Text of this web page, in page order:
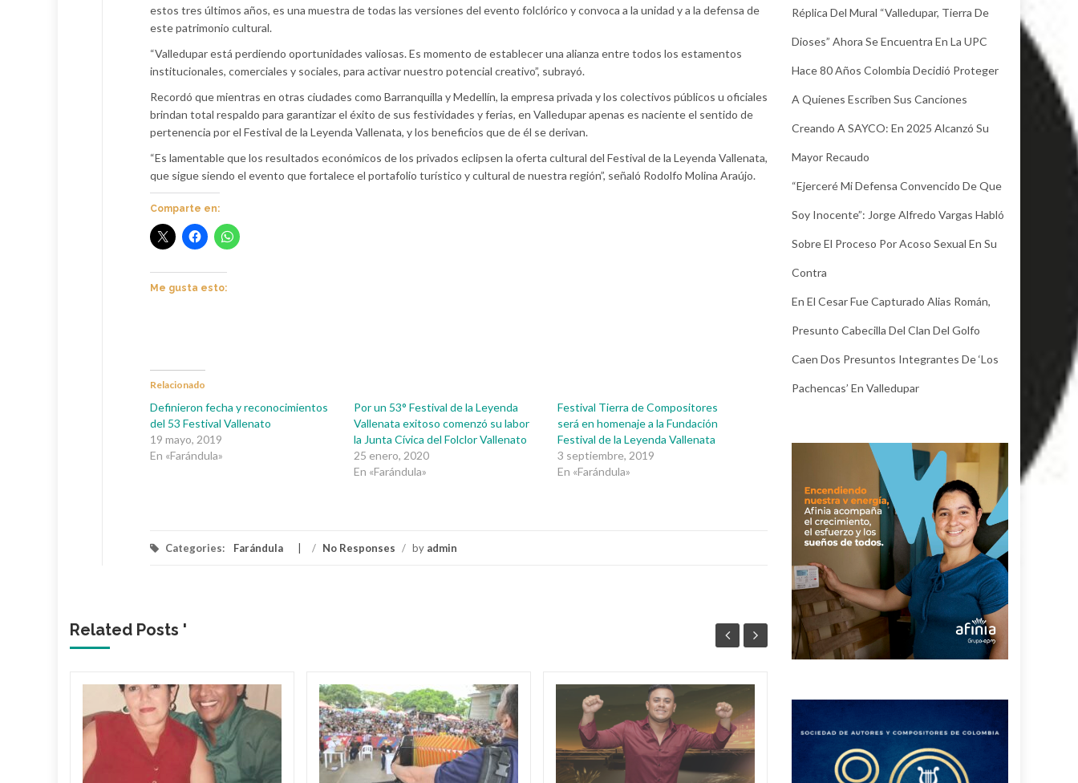
estos tres últimos años, es una muestra de todas las versiones del evento folclórico y convoca a la unidad y a la defensa de
este patrimonio cultural.
“Valledupar está perdiendo oportunidades valiosas. Es momento de establecer una alianza entre todos los estamentos
institucionales, comerciales y sociales, para activar nuestro potencial creativo”, subrayó.
Recordó que mientras en otras ciudades como Barranquilla y Medellín, la empresa privada y los colectivos públicos u oficiales
brindan total respaldo para garantizar el éxito de sus festividades y ferias, en Valledupar apenas es naciente el sentido de
pertenencia por el Festival de la Leyenda Vallenata, y los beneficios que de él se derivan.
“Es lamentable que los resultados económicos de los privados eclipsen la oferta cultural del Festival de la Leyenda Vallenata,
que sigue siendo el evento que fortalece el portafolio turístico y cultural de nuestra región”, señaló Rodolfo Molina Araújo.
Comparte en:
Me gusta esto:
Relacionado
Definieron fecha y reconocimientos
del 53 Festival Vallenato
19 mayo, 2019
En «Farándula»
Por un 53° Festival de la Leyenda
Vallenata exitoso comenzó su labor
la Junta Cívica del Folclor Vallenato
25 enero, 2020
En «Farándula»
Festival Tierra de Compositores
será en homenaje a la Fundación
Festival de la Leyenda Vallenata
3 septiembre, 2019
En «Farándula»
Categories: Farándula / No Responses / by admin
Related Posts '
MAY
Estos son los
Piqueria Mayor
Réplica Del Mural “Valledupar, Tierra De
Dioses” Ahora Se Encuentra En La UPC
Hace 80 Años Colombia Decidió Proteger
A Quienes Escriben Sus Canciones
Creando A SAYCO: En 2025 Alcanzó Su
Mayor Recaudo
“Ejerceré Mi Defensa Convencido De Que
Soy Inocente”: Jorge Alfredo Vargas Habló
Sobre El Proceso Por Acoso Sexual En Su
Contra
En El Cesar Fue Capturado Alias Román,
Presunto Cabecilla Del Clan Del Golfo
Caen Dos Presuntos Integrantes De ‘Los
Pachencas’ En Valledupar